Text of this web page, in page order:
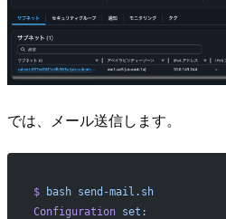
では、メール送信します。
$ bash send-mail.sh
Configuration set: